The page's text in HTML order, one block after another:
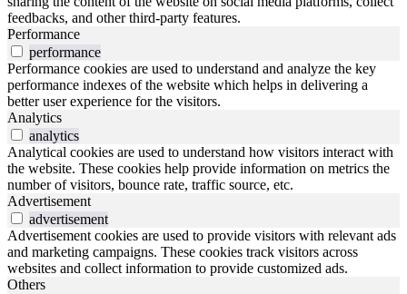
feedbacks, and other third-party features.
Performance
performance
Performance cookies are used to understand and analyze the key
performance indexes of the website which helps in delivering a
better user experience for the visitors.
Analytics
analytics
Analytical cookies are used to understand how visitors interact with
the website. These cookies help provide information on metrics the
number of visitors, bounce rate, traffic source, etc.
Advertisement
advertisement
Advertisement cookies are used to provide visitors with relevant ads
and marketing campaigns. These cookies track visitors across
websites and collect information to provide customized ads.
Others